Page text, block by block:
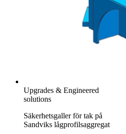
Upgrades & Engineered
solutions
Säkerhetsgaller för tak på
Sandviks lågprofilsaggregat